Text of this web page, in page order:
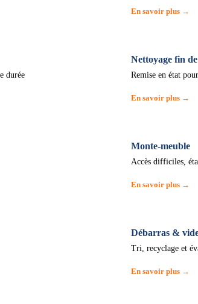
En savoir plus →
durée
Nettoyage fin
Remise en état
En savoir plus →
Monte-meuble
Accès difficiles,
En savoir plus →
Débarras &
Tri, recyclage et
En savoir plus →